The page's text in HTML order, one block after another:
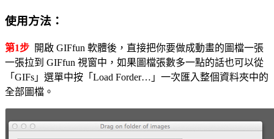
使用方法：
第1步 開啟 GIFfun 軟體後，直接把你要做成動畫的圖檔一張
一張拉到 GIFfun 視窗中，如果圖檔張數多一點的話也可以從
「GIFs」選單中按「Load Forder…」一次匯入整個資料夾中的
全部圖檔。